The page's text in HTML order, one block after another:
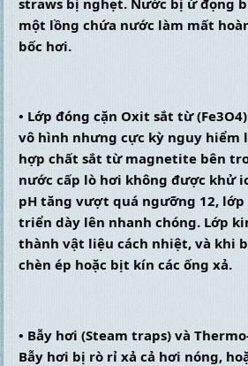
một lồng chứa nước làm mất
bốc hơi.
• Lớp đóng cặn Oxit sắt từ
vô hình nhưng cực kỳ nguy hiểm
hợp chất sắt từ magnetite bên
nước cấp lò hơi không được khử
pH tăng vượt quá ngưỡng 12, lớp
triển dày lên nhanh chóng. Lớp
thành vật liệu cách nhiệt, và khi
chèn ép hoặc bịt kín các ống xả.
• Bẫy hơi (Steam traps) và
Bẫy hơi bị rò rỉ xả cả hơi nóng,